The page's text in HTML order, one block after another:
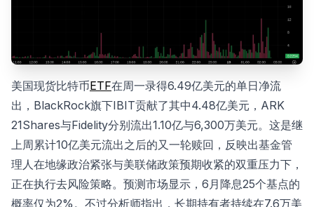
美国现货比特币ETF在周一录得6.49亿美元的单日净流
出，BlackRock旗下IBIT贡献了其中4.48亿美元，ARK
21Shares与Fidelity分别流出1.10亿与6,300万美元。这是继
上周累计10亿美元流出之后的又一轮赎回，反映出基金管
理人在地缘政治紧张与美联储政策预期收紧的双重压力下，
正在执行去风险策略。预测市场显示，6月降息25个基点的
概率仅为2%。不过分析师指出，长期持有者持续在7.6万美